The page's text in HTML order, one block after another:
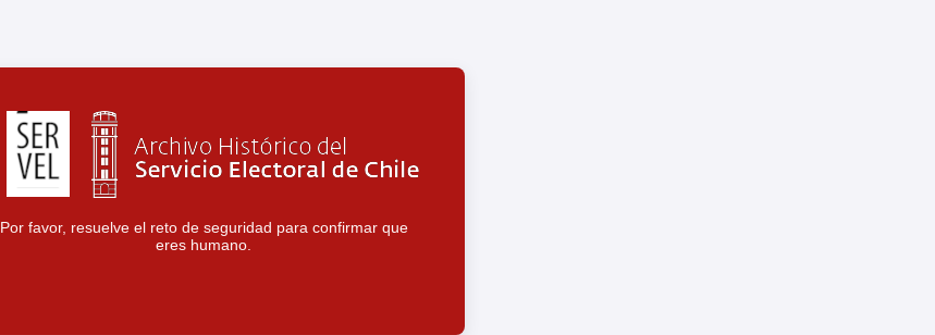
Por favor, resuelve el reto de seguridad para confirmar que
eres humano.